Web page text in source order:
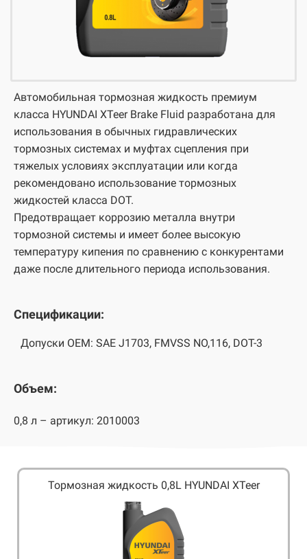
Автомобильная тормозная жидкость премиум
класса HYUNDAI XTeer Brake Fluid разработана для
использования в обычных гидравлических
тормозных системах и муфтах сцепления при
тяжелых условиях эксплуатации или когда
рекомендовано использование тормозных
жидкостей класса DOT.
Предотвращает коррозию металла внутри
тормозной системы и имеет более высокую
температуру кипения по сравнению с конкурентами
даже после длительного периода использования.
Спецификации:
Допуски OEM: SAE J1703, FMVSS NO,116, DOT-3
Объем:
0,8 л – артикул: 2010003
Тормозная жидкость 0,8L HYUNDAI XTeer